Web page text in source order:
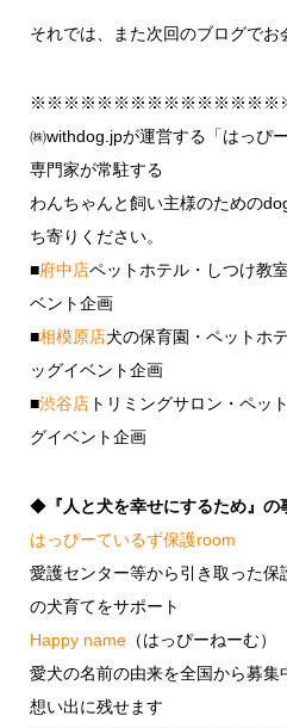
それでは、また次回のブログでお
㈱withdog.jpが運営する「はっぴ
専門家が常駐する
わんちゃんと飼い主様のための
ち寄りください。
■府中店ペットホテル・しつけ教
ベント企画
■相模原店犬の保育園・ペットホ
ッグイベント企画
■渋谷店トリミングサロン・ペッ
グイベント企画
◆『人と犬を幸せにするため』の
はっぴーているず保護room
愛護センター等から引き取った
の犬育てをサポート
Happy name（はっぴーねーむ）
愛犬の名前の由来を全国から募
想い出に残せます